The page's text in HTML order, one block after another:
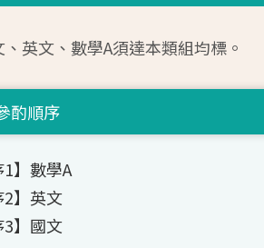
、英文、數學A須達本類組均標。
酌順序
1】數學A
2】英文
3】國文